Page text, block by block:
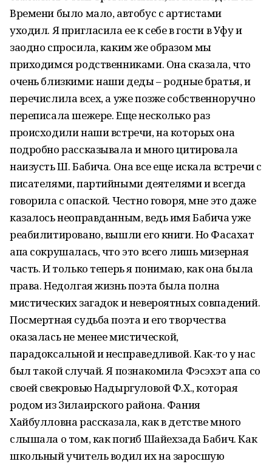
Времени было мало, автобус с артистами
уходил. Я пригласила ее к себе в гости в Уфу и
заодно спросила, каким же образом мы
приходимся родственниками. Она сказала, что
очень близкими: наши деды – родные братья, и
перечислила всех, а уже позже собственноручно
переписала шежере. Еще несколько раз
происходили наши встречи, на которых она
подробно рассказывала и много цитировала
наизусть Ш. Бабича. Она все еще искала встречи с
писателями, партийными деятелями и всегда
говорила с опаской. Честно говоря, мне это даже
казалось неоправданным, ведь имя Бабича уже
реабилитировано, вышли его книги. Но Фасахат
апа сокрушалась, что это всего лишь мизерная
часть. И только теперь я понимаю, как она была
права. Недолгая жизнь поэта была полна
мистических загадок и невероятных совпадений.
Посмертная судьба поэта и его творчества
оказалась не менее мистической,
парадоксальной и несправедливой. Как-то у нас
был такой случай. Я познакомила Фэсэхэт апа со
своей свекровью Надыргуловой Ф.Х., которая
родом из Зилаирского района. Фания
Хайбулловна рассказала, как в детстве много
слышала о том, как погиб Шайехзада Бабич. Как
школьный учитель водил их на заросшую